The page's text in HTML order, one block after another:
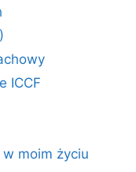
ICCF
moim życiu